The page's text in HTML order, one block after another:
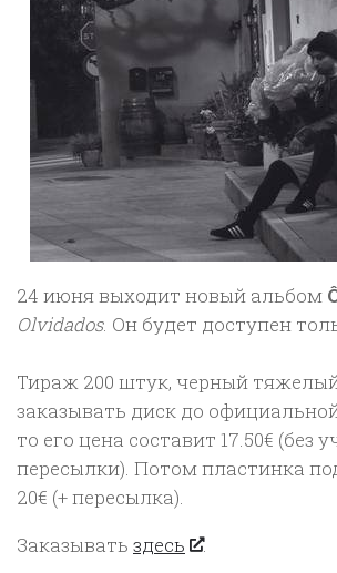
24 июня выходит новый альбом
Olvidados. Он будет доступен
Тираж 200 штук, черный
заказывать диск до
то его цена составит 17.50€ (без
пересылки). Потом пластинка
20€ (+ пересылка).
Заказывать здесь
.